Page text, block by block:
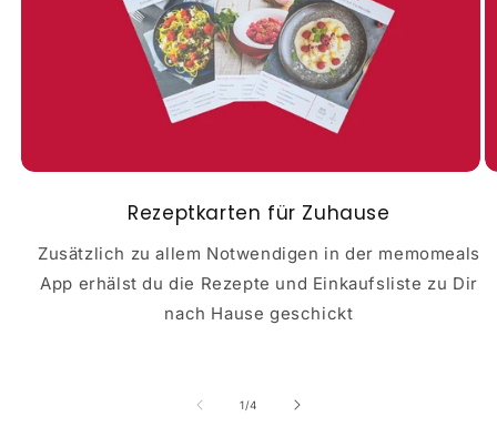
Rezeptkarten für Zuhause
Zusätzlich zu allem Notwendigen in der memomeals
App erhälst du die Rezepte und Einkaufsliste zu Dir
nach Hause geschickt
1/von
4